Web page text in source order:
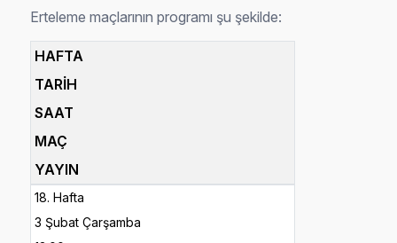
Erteleme maçlarının programı şu şekilde:
HAFTA
TARİH
SAAT
MAÇ
YAYIN
18. Hafta
3 Şubat Çarşamba